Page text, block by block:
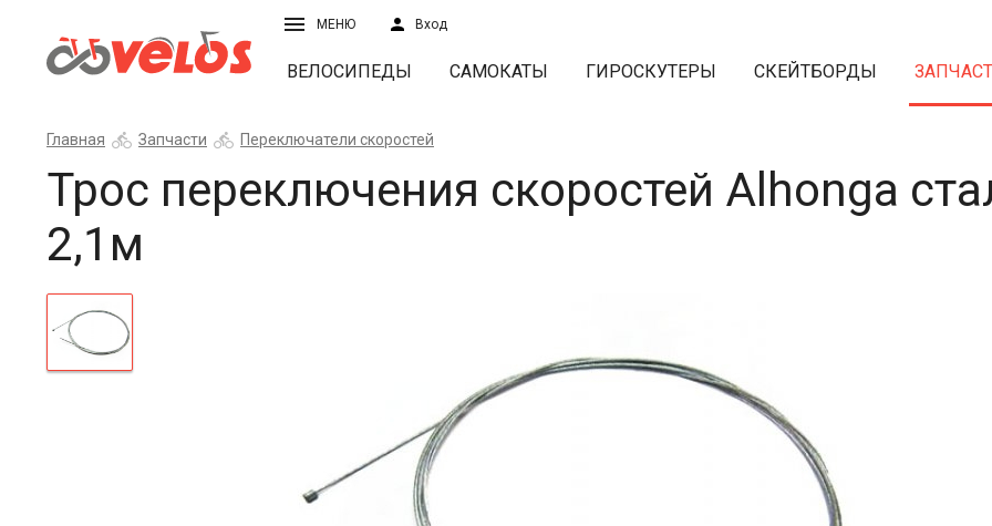
МЕНЮ Вход
ВЕЛОСИПЕДЫ САМОКАТЫ ГИРОСКУТЕРЫ СКЕЙТБОРДЫ
Главная Запчасти Переключатели скоростей
Трос переключения скоростей Alhonga
2,1м